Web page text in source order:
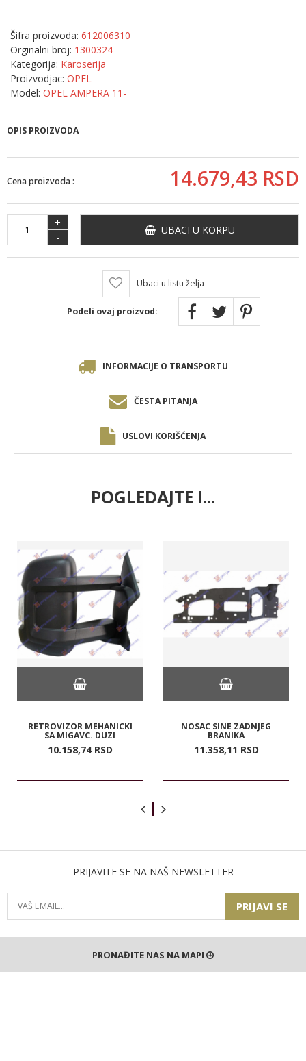
Šifra proizvoda: 612006310
Orginalni broj: 1300324
Kategorija: Karoserija
Proizvodjac: OPEL
Model: OPEL AMPERA 11-
OPIS PROIZVODA
Cena proizvoda : 14.679,43 RSD
+
-
UBACI U KORPU
Ubaci u listu želja
Podeli ovaj proizvod:
INFORMACIJE O TRANSPORTU
ČESTA PITANJA
USLOVI KORIŠĆENJA
POGLEDAJTE I...
RETROVIZOR MEHANICKI
SA MIGAVC. DUZI
10.158,74 RSD
NOSAC SINE ZADNJEG
BRANIKA
11.358,11 RSD
PRIJAVITE SE NA NAŠ NEWSLETTER
PRIJAVI SE
PRONAĐITE NAS NA MAPI